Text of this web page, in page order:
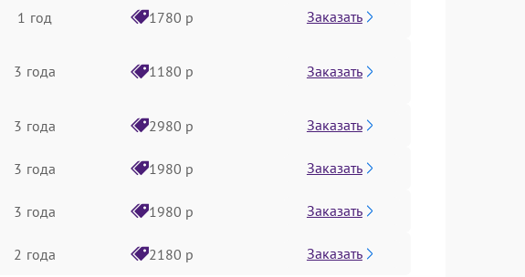
1 год 1780 р Заказать
3 года 1180 р Заказать
3 года 2980 р Заказать
3 года 1980 р Заказать
3 года 1980 р Заказать
2 года 2180 р Заказать